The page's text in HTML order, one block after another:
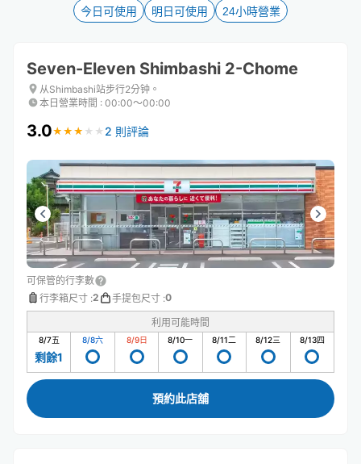
keyboard
shortcuts
for
changing
dates.
key
to
keyboard
shortcuts
for
changing
dates.
今日可使用 明日可使用 24小時營業
Seven-Eleven Shimbashi 2-Chome
从Shimbashi站步行2分钟。
本日營業時間 : 00:00〜00:00
3.0★ ★ ★ ★ ★
★ ★ ★ ★ ★ 2 則評論
可保管的行李數
行李箱尺寸 :2 手提包尺寸 :0
利用可能時間
8/7五
剩餘1
8/8六 8/9日 8/10一 8/11二 8/12三 8/13四
預約此店舖